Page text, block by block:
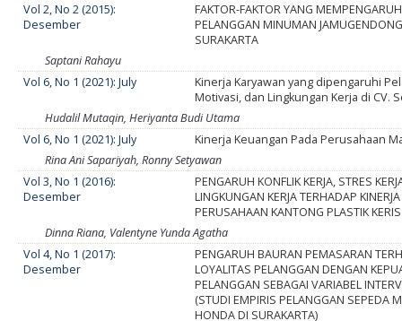
Vol 2, No 2 (2015):
Desember
FAKTOR-FAKTOR YANG
PELANGGAN MINUMAN
SURAKARTA
Saptani Rahayu
Vol 6, No 1 (2021): July
Kinerja Karyawan yang dipengaruhi
Motivasi, dan Lingkungan Kerja di CV.
Hudalil Mutaqin, Heriyanta Budi Utama
Vol 6, No 1 (2021): July
Kinerja Keuangan Pada Perusahaan
Rina Ani Sapariyah, Ronny Setyawan
Vol 3, No 1 (2016):
Desember
PENGARUH KONFLIK KERJA, STRES
LINGKUNGAN KERJA TERHADAP
PERUSAHAAN KANTONG PLASTIK
Dinna Riana, Valentyne Yunda Agatha
Vol 4, No 1 (2017):
Desember
PENGARUH BAURAN PEMASARAN
LOYALITAS PELANGGAN DENGAN
PELANGGAN SEBAGAI VARIABEL
(STUDI EMPIRIS PELANGGAN SEPEDA
HONDA DI SURAKARTA)